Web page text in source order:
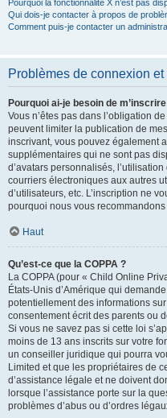
Pourquoi la fonctionnalité X n’est pas
Qui dois-je contacter à propos de
Comment puis-je contacter un
Problèmes de connexion et
Pourquoi ai-je besoin de
Vous n’êtes pas dans l’obligation
peuvent limiter la publication de
inscrivant, vous pouvez également
supplémentaires qui ne sont pas
d’avatars personnalisés,
courriers électroniques aux autres
d’utilisateurs, etc. L’inscription ne
pourquoi nous vous
Haut
Qu’est-ce que la COPPA ?
La COPPA (pour « Child Online
États-Unis d’Amérique qui
potentiellement des informations
consentement écrit des parents ou
Si vous ne savez pas si cette loi
moins de 13 ans inscrits sur votre
un conseiller juridique qui pourra
Limited et que les propriétaires de
d’assistance légale et ne doivent
lorsque l’assistance porte sur la
problèmes d’abus ou d’ordres